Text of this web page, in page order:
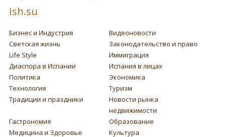
Ish.su
Бизнес и Индустрия
Видеоновости
Светская жизнь
Законодательство и право
Life Style
Иммиграция
Диаспора в Испании
Испания в лицах
Политика
Экономика
Технология
Туризм
Традиции и праздники
Новости рынка
недвижимости
Гастрономия
Образование
Медицина и Здоровье
Культура